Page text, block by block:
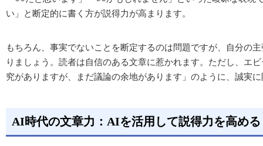
い」と断定的に書く方が説得力が高まります。
もちろん、事実でないことを断定するのは問題ですが、自分の
りましょう。読者は自信のある文章に惹かれます。ただし、エ
究がありますが、まだ議論の余地があります」のように、誠実
AI時代の文章力：AIを活用して説得力を高める